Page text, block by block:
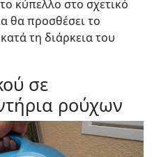
κύπελλο στο σχετικό
θα προσθέσει το
τη διάρκεια του
σε
ρούχων